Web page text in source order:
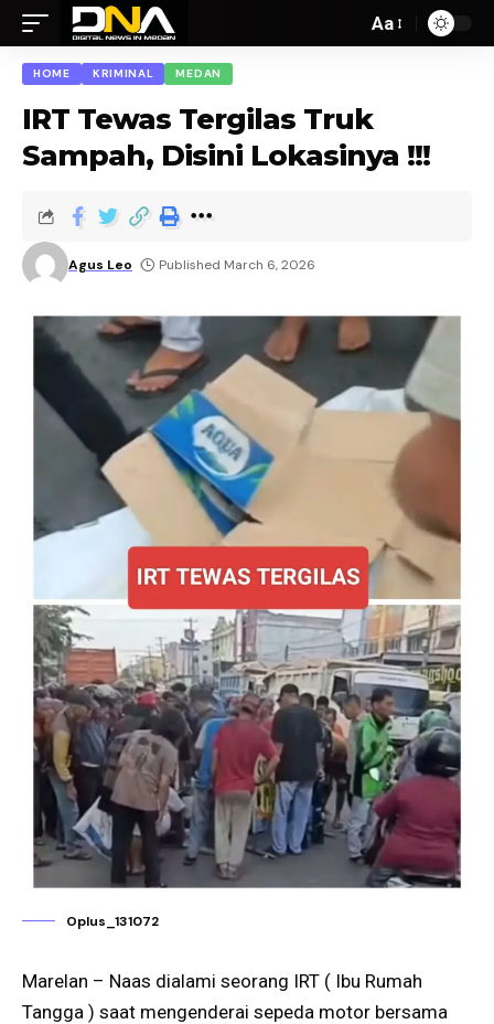
Aa
HOME KRIMINAL MEDAN
IRT Tewas Tergilas Truk
Sampah, Disini Lokasinya !!!
Agus Leo Published March 6, 2026
Oplus_131072
Marelan – Naas dialami seorang IRT ( Ibu Rumah
Tangga ) saat mengenderai sepeda motor bersama